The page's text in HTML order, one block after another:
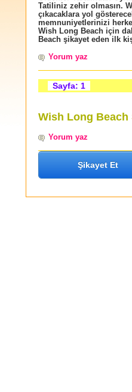
Tatiliniz zehir olmasın.
çıkacaklara yol
memnuniyetlerinizi
Wish Long Beach için
Beach şikayet eden ilk
Yorum yaz
Sayfa: 1
Wish Long Beach
Yorum yaz
Şikayet Et